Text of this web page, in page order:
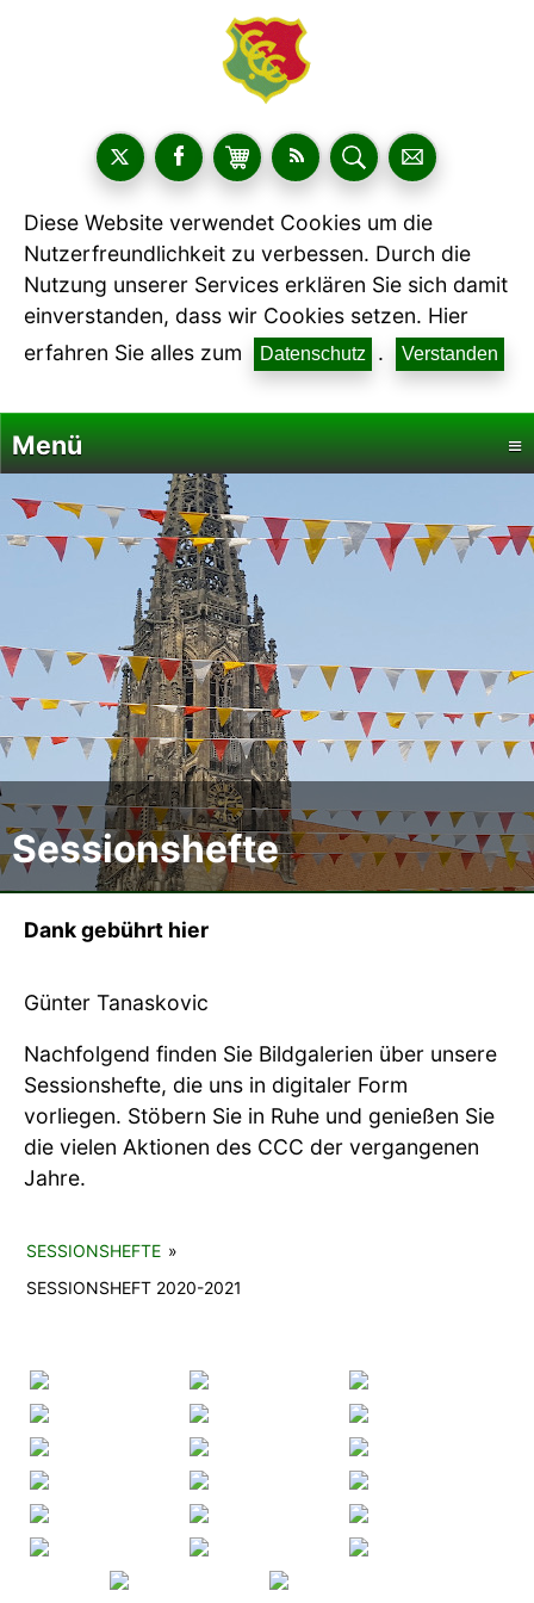
Diese Website verwendet Cookies um die
Nutzerfreundlichkeit zu verbessen. Durch die
Nutzung unserer Services erklären Sie sich damit
einverstanden, dass wir Cookies setzen. Hier
erfahren Sie alles zum
Datenschutz . Verstanden
Menü ≡
Startseite
Termine
Fotoalben
Videos
Mitmachen
Impressum
Sessionshefte
Dank gebührt hier
Günter Tanaskovic
Nachfolgend finden Sie Bildgalerien über unsere
Sessionshefte, die uns in digitaler Form
vorliegen. Stöbern Sie in Ruhe und genießen Sie
die vielen Aktionen des CCC der vergangenen
Jahre.
SESSIONSHEFTE »
SESSIONSHEFT 2020-2021